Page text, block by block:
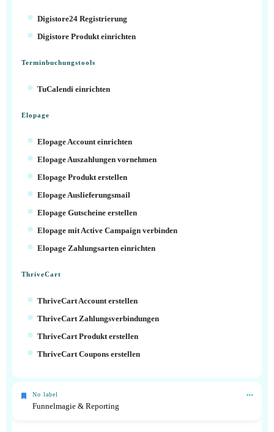
Digistore24 Registrierung
Digistore Produkt einrichten
Terminbuchungstools
TuCalendi einrichten
Elopage
Elopage Account einrichten
Elopage Auszahlungen vornehmen
Elopage Produkt erstellen
Elopage Auslieferungsmail
Elopage Gutscheine erstellen
Elopage mit Active Campaign verbinden
Elopage Zahlungsarten einrichten
ThriveCart
ThriveCart Account erstellen
ThriveCart Zahlungsverbindungen
ThriveCart Produkt erstellen
ThriveCart Coupons erstellen
No label
Funnelmagie & Reporting